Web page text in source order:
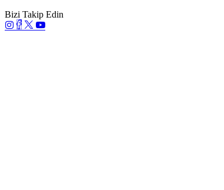
Bizi Takip Edin